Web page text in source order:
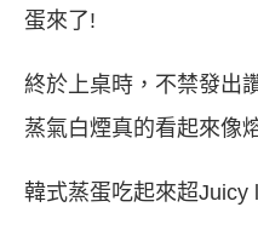
蛋來了!
終於上桌時，不禁發出
蒸氣白煙真的看起來像
韓式蒸蛋吃起來超Juicy